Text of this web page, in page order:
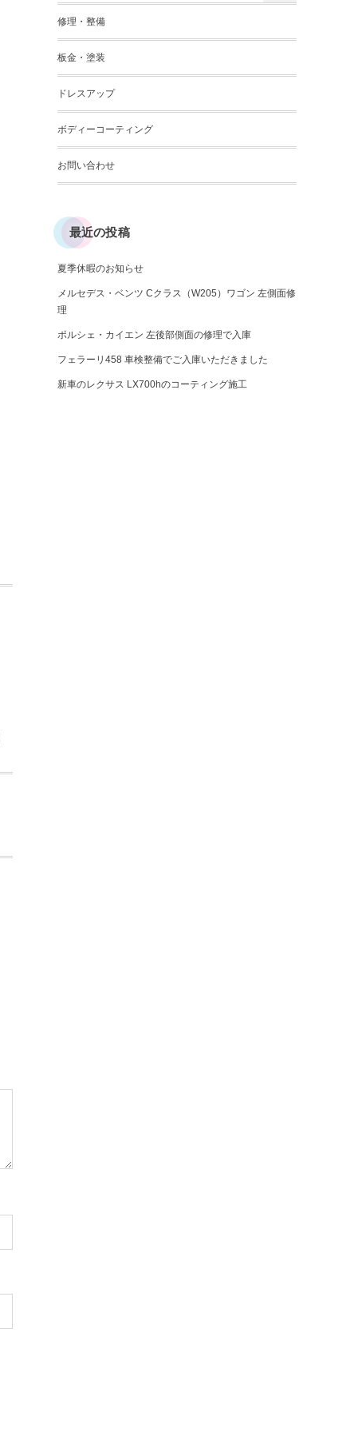
修理・整備
板金・塗装
ドレスアップ
ボディーコーティング
お問い合わせ
最近の投稿
夏季休暇のお知らせ
メルセデス・ベンツ Cクラス（W205）ワゴン 左側面修
理
ポルシェ・カイエン 左後部側面の修理で入庫
フェラーリ458 車検整備でご入庫いただきました
新車のレクサス LX700hのコーティング施工